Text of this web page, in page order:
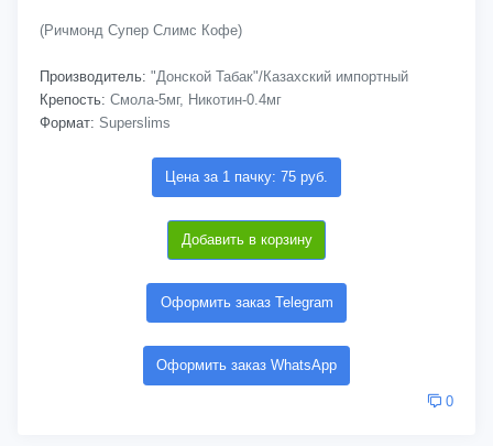
(Ричмонд Супер Слимс Кофе)
Производитель: "Донской Табак"/Казахский импортный
Крепость: Смола-5мг, Никотин-0.4мг
Формат: Superslims
Цена за 1 пачку: 75 руб.
Добавить в корзину
Оформить заказ Telegram
Оформить заказ WhatsApp
0